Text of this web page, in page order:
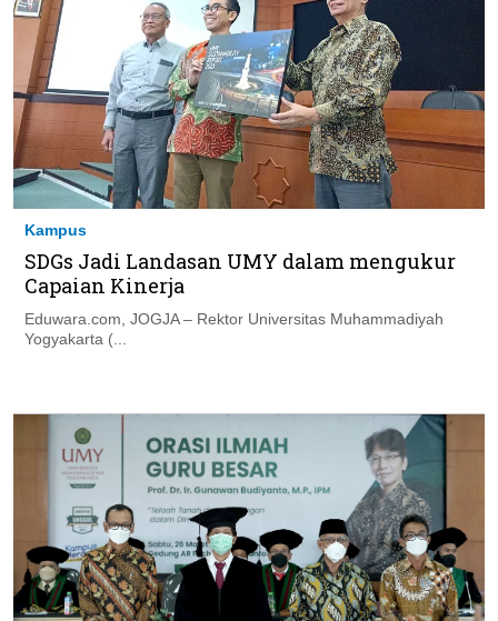
Kampus
SDGs Jadi Landasan UMY dalam mengukur
Capaian Kinerja
Eduwara.com, JOGJA – Rektor Universitas Muhammadiyah
Yogyakarta (...